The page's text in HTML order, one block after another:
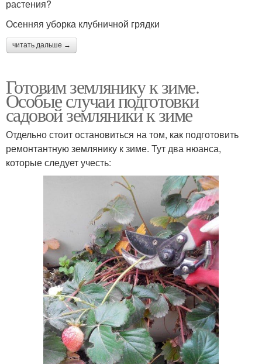
растения?
Осенняя уборка клубничной грядки
читать дальше →
Готовим землянику к зиме.
Особые случаи подготовки
садовой земляники к зиме
Отдельно стоит остановиться на том, как подготовить
ремонтантную землянику к зиме. Тут два нюанса,
которые следует учесть: